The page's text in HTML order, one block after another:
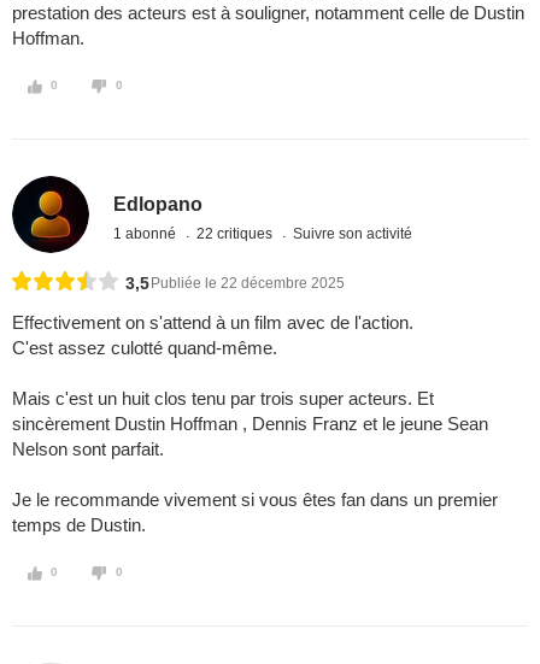
prestation des acteurs est à souligner, notamment celle de Dustin
Hoffman.
0 0
Edlopano
1 abonné 22 critiques Suivre son activité
3,5 Publiée le 22 décembre 2025
Effectivement on s'attend à un film avec de l'action.
C'est assez culotté quand-même.
Mais c'est un huit clos tenu par trois super acteurs. Et
sincèrement Dustin Hoffman , Dennis Franz et le jeune Sean
Nelson sont parfait.
Je le recommande vivement si vous êtes fan dans un premier
temps de Dustin.
0 0